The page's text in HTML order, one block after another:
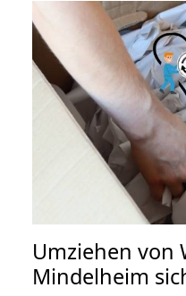
Umziehen von
Mindelheim